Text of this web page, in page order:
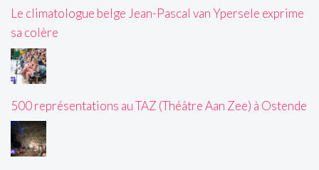
Le climatologue belge Jean-Pascal van Ypersele exprime
sa colère
500 représentations au TAZ (Théâtre Aan Zee) à Ostende